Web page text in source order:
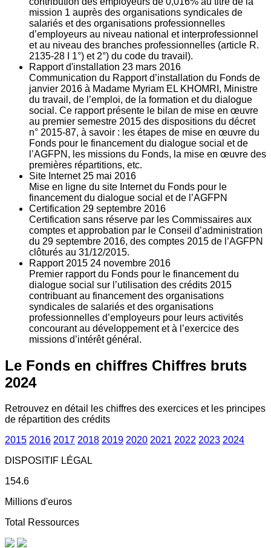
mission 1 auprès des organisations syndicales de
salariés et des organisations professionnelles
d’employeurs au niveau national et interprofessionnel
et au niveau des branches professionnelles (article R.
2135‐28 I 1°) et 2°) du code du travail).
Rapport d'installation 23 mars 2016
Communication du Rapport d’installation du Fonds de
janvier 2016 à Madame Myriam EL KHOMRI, Ministre
du travail, de l’emploi, de la formation et du dialogue
social. Ce rapport présente le bilan de mise en œuvre
au premier semestre 2015 des dispositions du décret
n° 2015-87, à savoir : les étapes de mise en œuvre du
Fonds pour le financement du dialogue social et de
l’AGFPN, les missions du Fonds, la mise en œuvre des
premières répartitions, etc.
Site Internet 25 mai 2016
Mise en ligne du site Internet du Fonds pour le
financement du dialogue social et de l’AGFPN
Certification 29 septembre 2016
Certification sans réserve par les Commissaires aux
comptes et approbation par le Conseil d’administration
du 29 septembre 2016, des comptes 2015 de l’AGFPN
clôturés au 31/12/2015.
Rapport 2015 24 novembre 2016
Premier rapport du Fonds pour le financement du
dialogue social sur l’utilisation des crédits 2015
contribuant au financement des organisations
syndicales de salariés et des organisations
professionnelles d’employeurs pour leurs activités
concourant au développement et à l’exercice des
missions d’intérêt général.
Le Fonds en chiffres Chiffres bruts
2024
Retrouvez en détail les chiffres des exercices et les principes
de répartition des crédits
2015 2016 2017 2018 2019 2020 2021 2022 2023 2024
DISPOSITIF LÉGAL
154.6
Millions d'euros
Total Ressources